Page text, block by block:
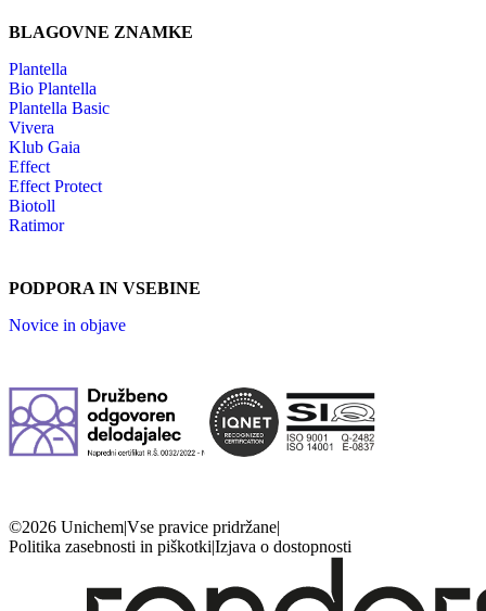
BLAGOVNE ZNAMKE
Plantella
Bio Plantella
Plantella Basic
Vivera
Klub Gaia
Effect
Effect Protect
Biotoll
Ratimor
PODPORA IN VSEBINE
Novice in objave
©2026 Unichem|Vse pravice pridržane|
Politika zasebnosti in piškotki|Izjava o dostopnosti